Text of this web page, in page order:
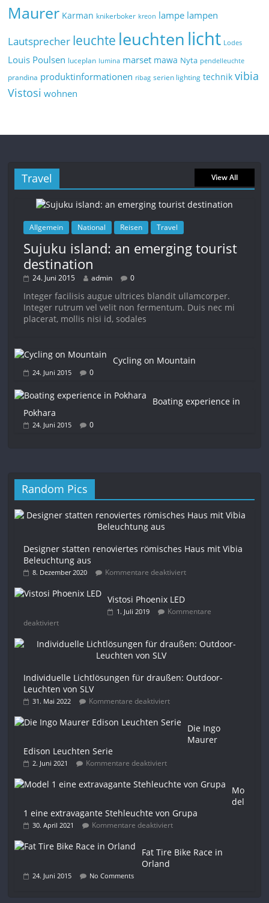
Maurer Karman knikerboker kreon lampe lampen
Lautsprecher leuchte leuchten licht Lodes
Louis Poulsen luceplan lumina marset mawa Nyta pendelleuchte
prandina produktinformationen ribag serien lighting technik vibia
Vistosi wohnen
Travel View All
Allgemein National Reisen Travel
Sujuku island: an emerging tourist
destination
24. Juni 2015 admin 0
Integer facilisis augue ultrices blandit ullamcorper.
Integer rutrum vel velit non fermentum. Duis nec mi
placerat, mollis nisi id, sodales
Cycling on Mountain
24. Juni 2015 0
Boating experience in
Pokhara
24. Juni 2015 0
Random Pics
Designer statten renoviertes römisches Haus mit Vibia
Beleuchtung aus
8. Dezember 2020 Kommentare deaktiviert
Vistosi Phoenix LED
1. Juli 2019
Kommentare
deaktiviert
Individuelle Lichtlösungen für draußen: Outdoor-
Leuchten von SLV
31. Mai 2022 Kommentare deaktiviert
Die Ingo
Maurer
Edison Leuchten Serie
2. Juni 2021 Kommentare deaktiviert
Mo
del
1 eine extravagante Stehleuchte von Grupa
30. April 2021 Kommentare deaktiviert
Fat Tire Bike Race in
Orland
24. Juni 2015 No Comments